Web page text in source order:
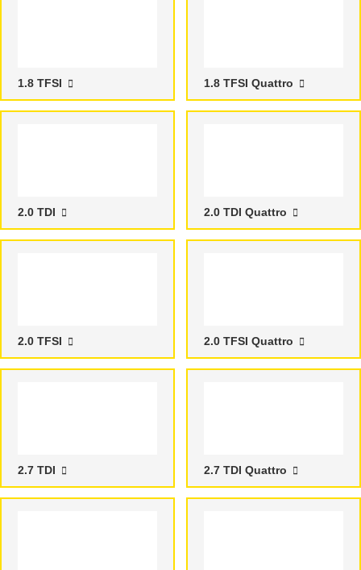
1.8 TFSI 1.8 TFSI Quattro
2.0 TDI 2.0 TDI Quattro
2.0 TFSI 2.0 TFSI Quattro
2.7 TDI 2.7 TDI Quattro